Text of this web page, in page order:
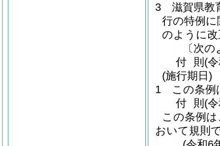
3
滋賀県教
行の特例
のように
〔次
付 則 (
(施行期日)
1
この条例
付 則 (
この条例
おいて規則